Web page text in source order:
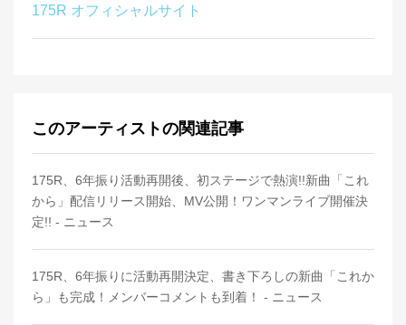
175R オフィシャルサイト
このアーティストの関連記事
175R、6年振り活動再開後、初ステージで熱演!!新曲「これ
から」配信リリース開始、MV公開！ワンマンライブ開催決
定!! - ニュース
175R、6年振りに活動再開決定、書き下ろしの新曲「これか
ら」も完成！メンバーコメントも到着！ - ニュース